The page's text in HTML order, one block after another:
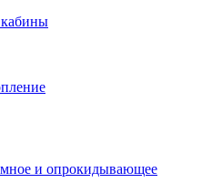
и опрокидывающее